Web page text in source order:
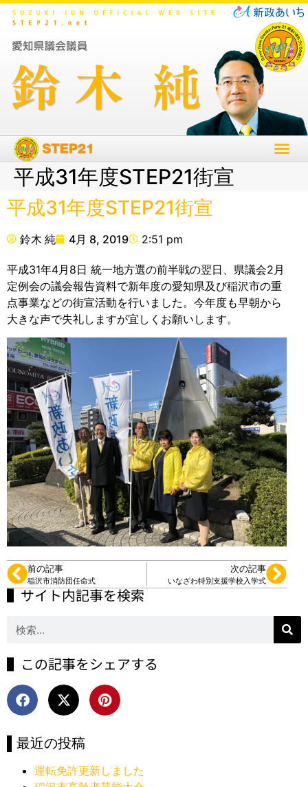
平成31年度STEP21街宣
平成31年度STEP21街宣
鈴木 純 4月 8, 2019 2:51 pm
平成31年4月8日 統一地方選の前半戦の翌日、県議会2月
定例会の議会報告資料で新年度の愛知県及び稲沢市の重
点事業などの街宣活動を行いました。今年度も早朝から
大きな声で失礼しますが宜しくお願いします。
前の記事
稲沢市消防団任命式
次の記事
いなざわ特別支援学校入学式
▌サイト内記事を検索
▌この記事をシェアする
▌最近の投稿
運転免許更新しました